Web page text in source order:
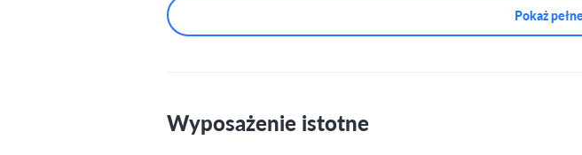
Pokaż
Wyposażenie istotne